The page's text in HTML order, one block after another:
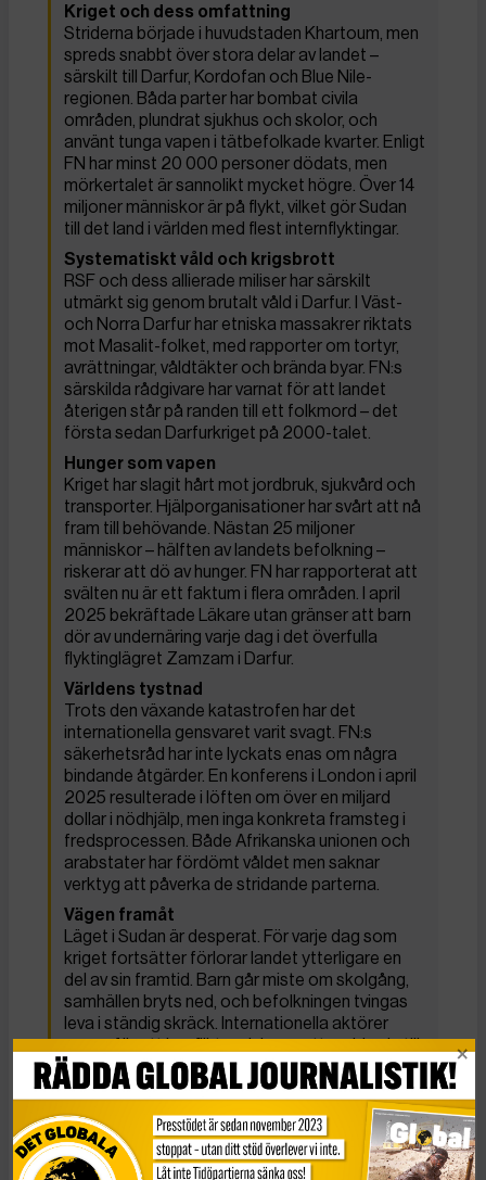
Kriget och dess omfattning
Striderna började i huvudstaden Khartoum, men
spreds snabbt över stora delar av landet –
särskilt till Darfur, Kordofan och Blue Nile-
regionen. Båda parter har bombat civila
områden, plundrat sjukhus och skolor, och
använt tunga vapen i tätbefolkade kvarter. Enligt
FN har minst 20 000 personer dödats, men
mörkertalet är sannolikt mycket högre. Över 14
miljoner människor är på flykt, vilket gör Sudan
till det land i världen med flest internflyktingar.
Systematiskt våld och krigsbrott
RSF och dess allierade miliser har särskilt
utmärkt sig genom brutalt våld i Darfur. I Väst-
och Norra Darfur har etniska massakrer riktats
mot Masalit-folket, med rapporter om tortyr,
avrättningar, våldtäkter och brända byar. FN:s
särskilda rådgivare har varnat för att landet
återigen står på randen till ett folkmord – det
första sedan Darfurkriget på 2000-talet.
Hunger som vapen
Kriget har slagit hårt mot jordbruk, sjukvård och
transporter. Hjälporganisationer har svårt att nå
fram till behövande. Nästan 25 miljoner
människor – hälften av landets befolkning –
riskerar att dö av hunger. FN har rapporterat att
svälten nu är ett faktum i flera områden. I april
2025 bekräftade Läkare utan gränser att barn
dör av undernäring varje dag i det överfulla
flyktinglägret Zamzam i Darfur.
Världens tystnad
Trots den växande katastrofen har det
internationella gensvaret varit svagt. FN:s
säkerhetsråd har inte lyckats enas om några
bindande åtgärder. En konferens i London i april
2025 resulterade i löften om över en miljard
dollar i nödhjälp, men inga konkreta framsteg i
fredsprocessen. Både Afrikanska unionen och
arabstater har fördömt våldet men saknar
verktyg att påverka de stridande parterna.
Vägen framåt
Läget i Sudan är desperat. För varje dag som
kriget fortsätter förlorar landet ytterligare en
del av sin framtid. Barn går miste om skolgång,
samhällen bryts ned, och befolkningen tvingas
leva i ständig skräck. Internationella aktörer
varnar för att konflikten riskerar att sprida sig till
grannländer som Tchad, Sydsudan och Etiopien.
FN:s generalsekreterare har uppmanat till
omedelbart eldupphör, men hittills har inga
tecken synts på att de stridande parterna är
villiga att förhandla.